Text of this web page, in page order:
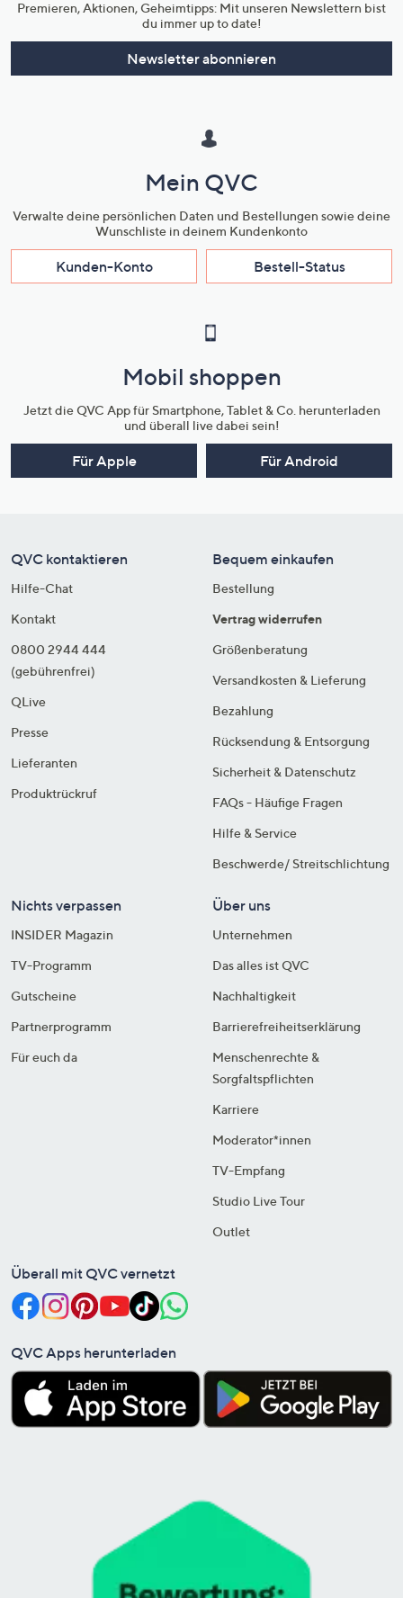
Premieren, Aktionen, Geheimtipps: Mit unseren Newslettern bist
du immer up to date!
Newsletter abonnieren
Mein QVC
Verwalte deine persönlichen Daten und Bestellungen sowie deine
Wunschliste in deinem Kundenkonto
Kunden-Konto Bestell-Status
Mobil shoppen
Jetzt die QVC App für Smartphone, Tablet & Co. herunterladen
und überall live dabei sein!
Für Apple Für Android
QVC kontaktieren
Hilfe-Chat
Kontakt
0800 2944 444
(gebührenfrei)
QLive
Presse
Lieferanten
Produktrückruf
Bequem einkaufen
Bestellung
Vertrag widerrufen
Größenberatung
Versandkosten & Lieferung
Bezahlung
Rücksendung & Entsorgung
Sicherheit & Datenschutz
FAQs - Häufige Fragen
Hilfe & Service
Beschwerde/ Streitschlichtung
Nichts verpassen
INSIDER Magazin
TV-Programm
Gutscheine
Partnerprogramm
Für euch da
Über uns
Unternehmen
Das alles ist QVC
Nachhaltigkeit
Barrierefreiheitserklärung
Menschenrechte &
Sorgfaltspflichten
Karriere
Moderator*innen
TV-Empfang
Studio Live Tour
Outlet
Überall mit QVC vernetzt
QVC Apps herunterladen